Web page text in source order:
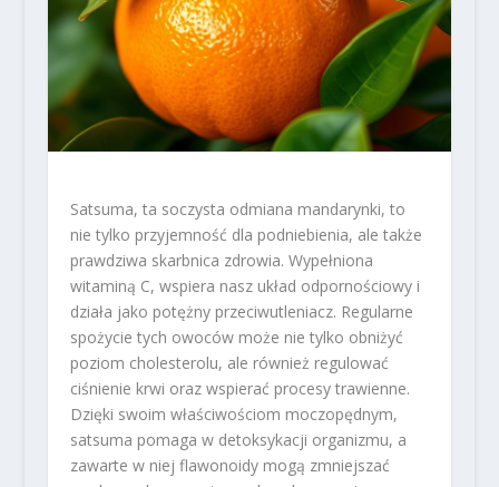
Satsuma, ta soczysta odmiana mandarynki, to
nie tylko przyjemność dla podniebienia, ale także
prawdziwa skarbnica zdrowia. Wypełniona
witaminą C, wspiera nasz układ odpornościowy i
działa jako potężny przeciwutleniacz. Regularne
spożycie tych owoców może nie tylko obniżyć
poziom cholesterolu, ale również regulować
ciśnienie krwi oraz wspierać procesy trawienne.
Dzięki swoim właściwościom moczopędnym,
satsuma pomaga w detoksykacji organizmu, a
zawarte w niej flawonoidy mogą zmniejszać